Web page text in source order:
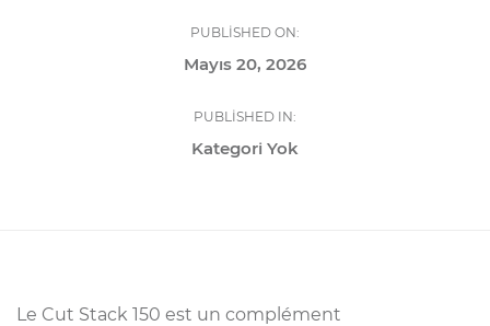
PUBLISHED ON:
Mayıs 20, 2026
PUBLISHED IN:
Kategori Yok
Le Cut Stack 150 est un complément